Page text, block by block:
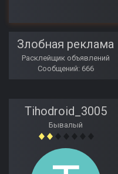
Злобная реклама
Расклейщик объявлений
Сообщений: 666
Tihodroid_3005
Бывалый